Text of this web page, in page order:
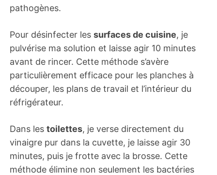
pathogènes.
Pour désinfecter les surfaces de cuisine, je
pulvérise ma solution et laisse agir 10 minutes
avant de rincer. Cette méthode s’avère
particulièrement efficace pour les planches à
découper, les plans de travail et l’intérieur du
réfrigérateur.
Dans les toilettes, je verse directement du
vinaigre pur dans la cuvette, je laisse agir 30
minutes, puis je frotte avec la brosse. Cette
méthode élimine non seulement les bactéries